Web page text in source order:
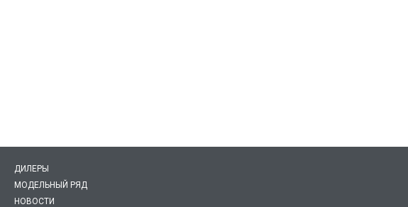
ДИЛЕРЫ
МОДЕЛЬНЫЙ РЯД
НОВОСТИ